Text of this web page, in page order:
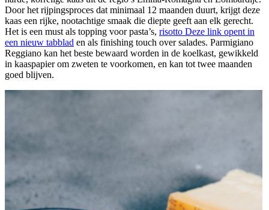
Door het rijpingsproces dat minimaal 12 maanden duurt, krijgt deze
kaas een rijke, nootachtige smaak die diepte geeft aan elk gerecht.
Het is een must als topping voor pasta’s, risotto Deze link opent in
een nieuw tabblad en als finishing touch over salades. Parmigiano
Reggiano kan het beste bewaard worden in de koelkast, gewikkeld
in kaaspapier om zweten te voorkomen, en kan tot twee maanden
goed blijven.